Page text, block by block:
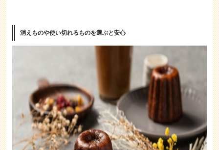
消えものや使い切れるものを選ぶと安心